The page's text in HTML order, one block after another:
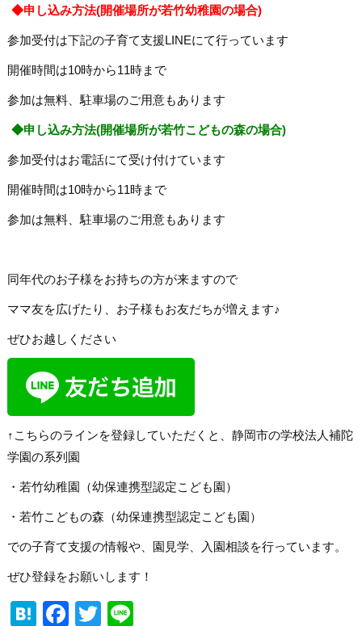
◆申し込み方法(開催場所が若竹幼稚園の場合)
参加受付は下記の子育て支援LINEにて行っています
開催時間は10時から11時まで
参加は無料、駐車場のご用意もあります
◆申し込み方法(開催場所が若竹こどもの森の場合)
参加受付はお電話にて受け付けています
開催時間は10時から11時まで
参加は無料、駐車場のご用意もあります
同年代のお子様をお持ちの方が来ますので
ママ友を広げたり、お子様もお友だちが増えます♪
ぜひお越しください
↑こちらのラインを登録していただくと、静岡市の学校法人補陀
学園の系列園
・若竹幼稚園（幼保連携型認定こども園）
・若竹こどもの森（幼保連携型認定こども園）
での子育て支援の情報や、園見学、入園相談を行っています。
ぜひ登録をお願いします！
Hatena
Facebook
Twitter